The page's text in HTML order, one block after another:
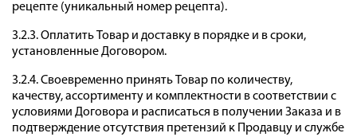
рецепте (уникальный номер рецепта).
3.2.3. Оплатить Товар и доставку в порядке и в сроки,
установленные Договором.
3.2.4. Своевременно принять Товар по количеству,
качеству, ассортименту и комплектности в соответствии с
условиями Договора и расписаться в получении Заказа и в
подтверждение отсутствия претензий к Продавцу и службе